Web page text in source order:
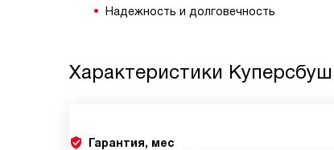
Надежность и долговечность
Характеристики
Гарантия, мес